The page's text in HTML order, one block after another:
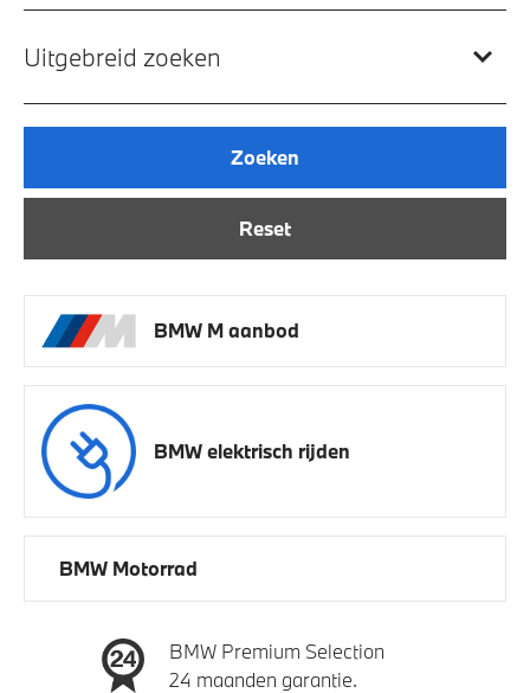
Uitgebreid zoeken
Reset
Zoeken
BMW M aanbod
BMW elektrisch rijden
BMW Motorrad
BMW Premium Selection
24 maanden garantie.